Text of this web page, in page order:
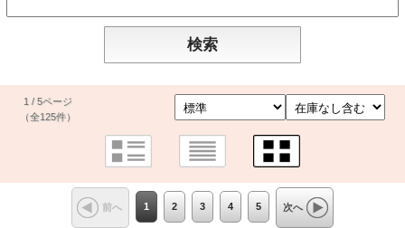
1 / 5ページ
（全125件）
前へ 1 2 3 4 5 次へ